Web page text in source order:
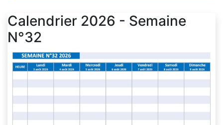
Calendrier 2026 - Semaine
N°32